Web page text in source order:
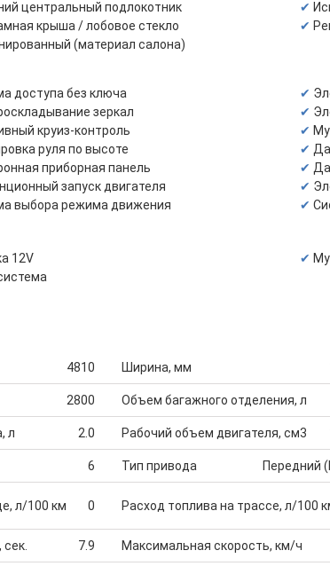
центральный подлокотник
крыша / лобовое стекло
(материал салона)
доступа без ключа
зеркал
круиз-контроль
руля по высоте
приборная панель
запуск двигателя
выбора режима движения
12V
4810 Ширина, мм
2800 Объем багажного отделения, л
л 2.0 Рабочий объем двигателя, см3
6 Тип привода Передний
л/100 км 0 Расход топлива на трассе, л/100
7.9 Максимальная скорость, км/ч